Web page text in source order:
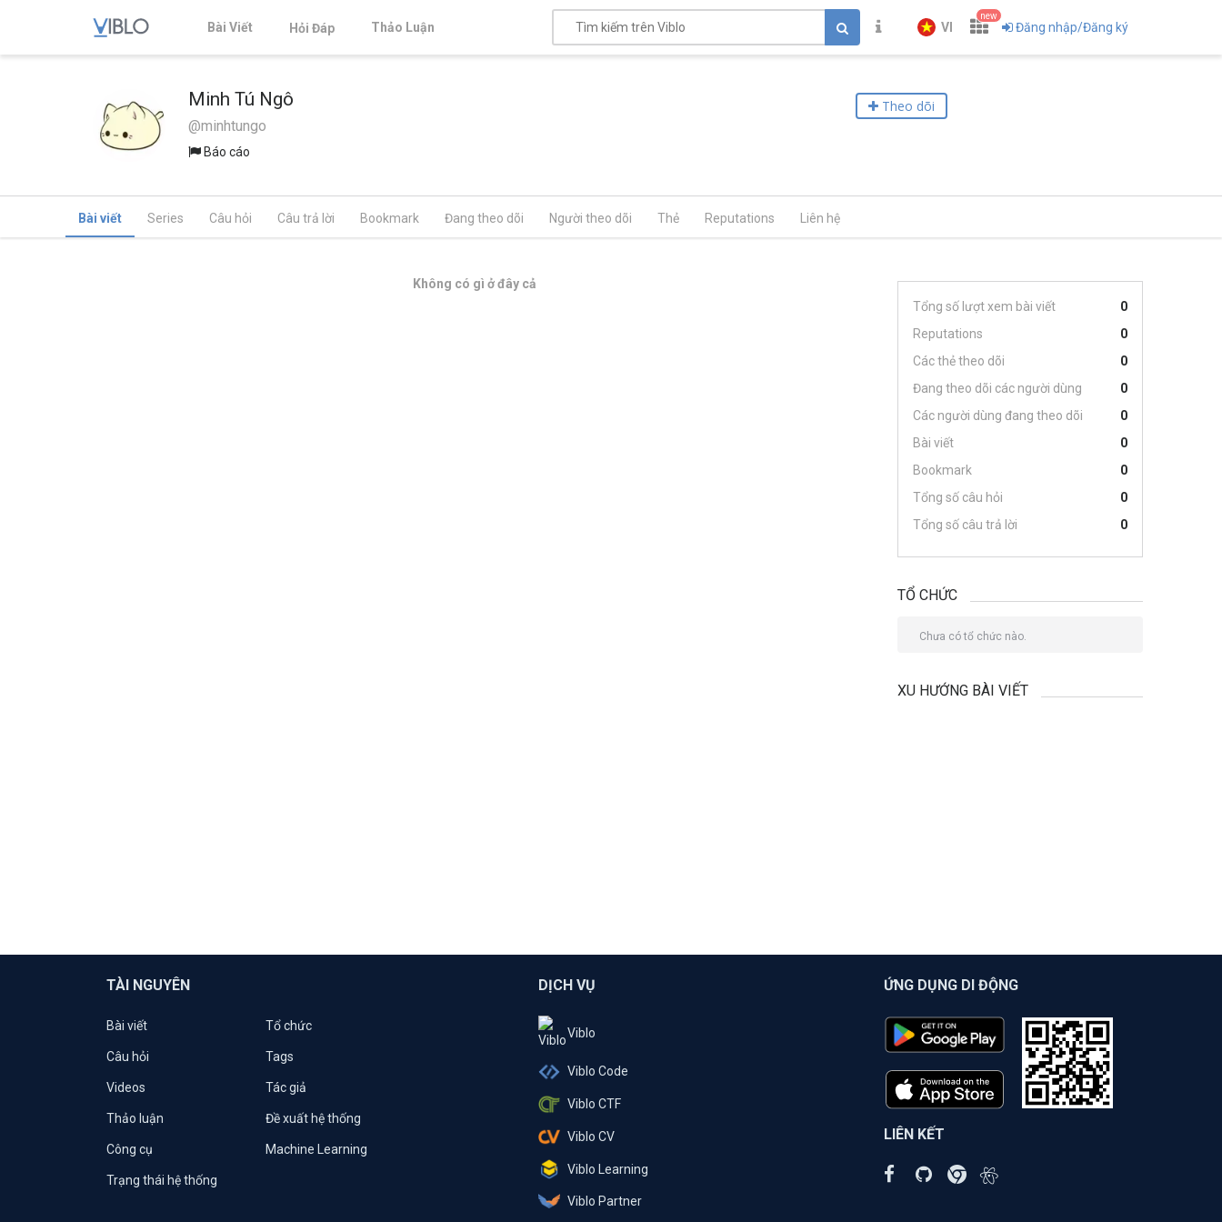
Bài Viết Hỏi Đáp Thảo Luận VI
new
Đăng nhập/Đăng ký
Minh Tú Ngô
@minhtungo
Báo cáo
Theo dõi
Bài viết Series Câu hỏi Câu trả lời Bookmark Đang theo dõi Người theo dõi Thẻ Reputations Liên hệ
Không có gì ở đây cả
Tổng số lượt xem bài viết
0
Reputations
0
Các thẻ theo dõi
0
Đang theo dõi các người dùng
0
Các người dùng đang theo dõi
0
Bài viết
0
Bookmark
0
Tổng số câu hỏi
0
Tổng số câu trả lời
0
TỔ CHỨC
Chưa có tổ chức nào.
XU HƯỚNG BÀI VIẾT
TÀI NGUYÊN
Bài viết Tổ chức
Câu hỏi Tags
Videos Tác giả
Thảo luận Đề xuất hệ thống
Công cụ Machine Learning
Trạng thái hệ thống
DỊCH VỤ
Viblo
Viblo Code
Viblo CTF
Viblo CV
Viblo Learning
Viblo Partner
ỨNG DỤNG DI ĐỘNG
LIÊN KẾT